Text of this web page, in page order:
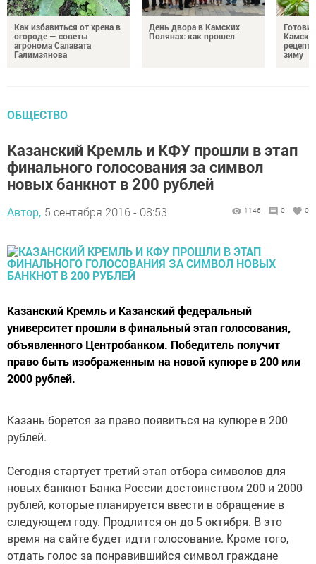
Как избавиться от хрена в
огороде — советы
агронома Салавата
Галимзянова
День двора в Камских
Полянах: как прошел
зиму
ОБЩЕСТВО
Казанский Кремль и КФУ прошли в этап
финального голосования за символ
новых банкнот в 200 рублей
Автор, 5 сентября 2016 - 08:53 1146 0 0
Казанский Кремль и Казанский федеральный
университет прошли в финальный этап голосования,
объявленного Центробанком. Победитель получит
право быть изображенным на новой купюре в 200 или
2000 рублей.
Казань борется за право появиться на купюре в 200
рублей.
Сегодня стартует третий этап отбора символов для
новых банкнот Банка России достоинством 200 и 2000
рублей, которые планируется ввести в обращение в
следующем году. Продлится он до 5 октября. В это
время на сайте будет идти голосование. Кроме того,
отдать голос за понравившийся символ граждане